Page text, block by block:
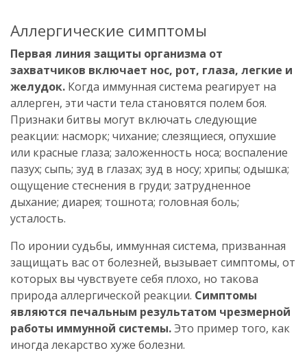
Аллергические симптомы
Первая линия защиты организма от
захватчиков включает нос, рот, глаза, легкие и
желудок. Когда иммунная система реагирует на
аллерген, эти части тела становятся полем боя.
Признаки битвы могут включать следующие
реакции: насморк; чихание; слезящиеся, опухшие
или красные глаза; заложенность носа; воспаление
пазух; сыпь; зуд в глазах; зуд в носу; хрипы; одышка;
ощущение стеснения в груди; затрудненное
дыхание; диарея; тошнота; головная боль;
усталость.
По иронии судьбы, иммунная система, призванная
защищать вас от болезней, вызывает симптомы, от
которых вы чувствуете себя плохо, но такова
природа аллергической реакции. Симптомы
являются печальным результатом чрезмерной
работы иммунной системы.Это пример того, как
иногда лекарство хуже болезни.